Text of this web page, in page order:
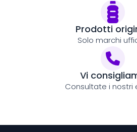
Prodotti
Solo marchi
Vi
Consultate i nostri